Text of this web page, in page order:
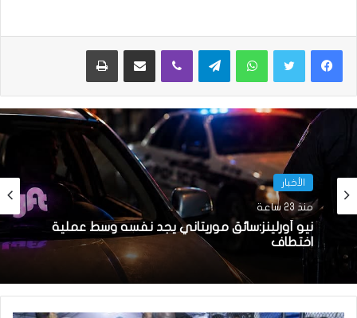
واتساب تيلقرام ڤايبر مشاركة عبر البريد طباعة
الأخبار
منذ 23 ساعة
نيو أورلينز:سائق موريتاني يجد نفسه وسط عملية
اختطاف